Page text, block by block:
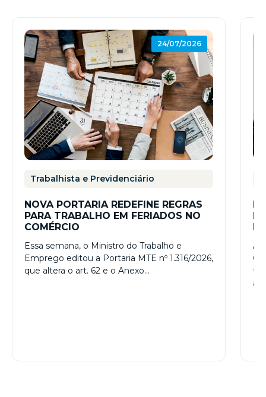
24/07/2026
Trabalhista e Previdenciário
NOVA PORTARIA REDEFINE REGRAS
PARA TRABALHO EM FERIADOS NO
COMÉRCIO
Essa semana, o Ministro do Trabalho e
Emprego editou a Portaria MTE nº 1.316/2026,
que altera o art. 62 e o Anexo…
A
a…